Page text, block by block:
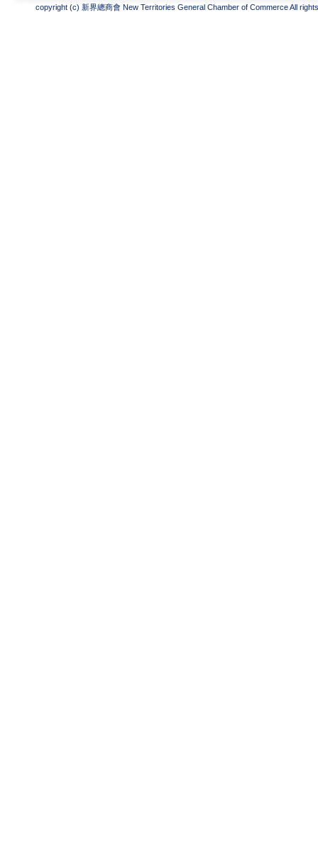
copyright (c) 新界總商會 New Territories General Chamber of Commerce All